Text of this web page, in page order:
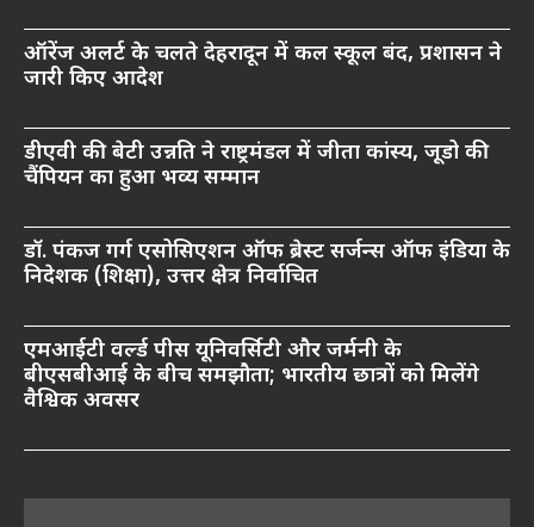
ऑरेंज अलर्ट के चलते देहरादून में कल स्कूल बंद, प्रशासन ने
जारी किए आदेश
डीएवी की बेटी उन्नति ने राष्ट्रमंडल में जीता कांस्य, जूडो की
चैंपियन का हुआ भव्य सम्मान
डॉ. पंकज गर्ग एसोसिएशन ऑफ ब्रेस्ट सर्जन्स ऑफ इंडिया के
निदेशक (शिक्षा), उत्तर क्षेत्र निर्वाचित
एमआईटी वर्ल्ड पीस यूनिवर्सिटी और जर्मनी के
बीएसबीआई के बीच समझौता; भारतीय छात्रों को मिलेंगे
वैश्विक अवसर